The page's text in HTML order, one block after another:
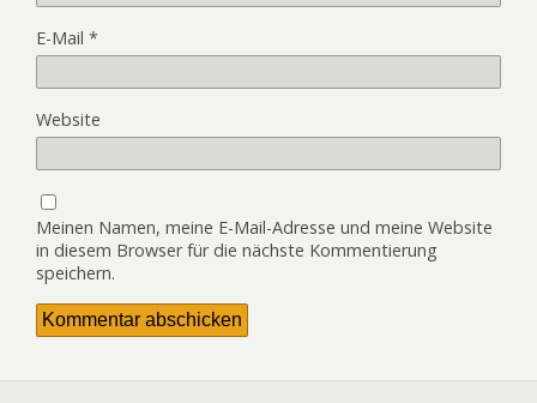
E-Mail *
Website
Meinen Namen, meine E-Mail-Adresse und meine Website
in diesem Browser für die nächste Kommentierung
speichern.